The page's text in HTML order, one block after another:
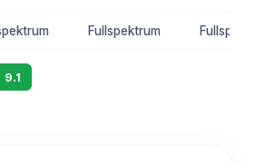
Fullspektrum
9.1